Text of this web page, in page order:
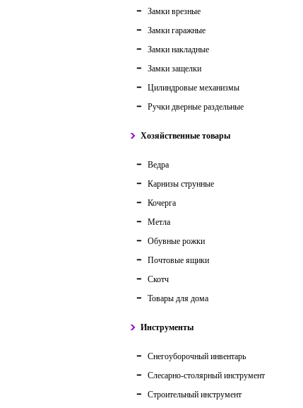
Замки врезные
Замки гаражные
Замки накладные
Замки защелки
Цилиндровые механизмы
Ручки дверные раздельные
Хозяйственные товары
Ведра
Карнизы струнные
Кочерга
Метла
Обувные рожки
Почтовые ящики
Скотч
Товары для дома
Инструменты
Снегоуборочный инвентарь
Слесарно-столярный инструмент
Строительный инструмент